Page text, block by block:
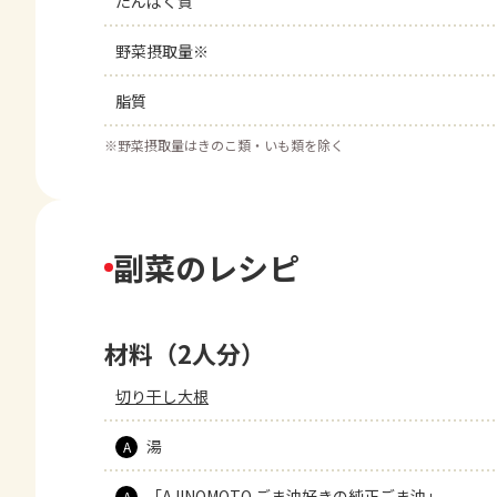
野菜摂取量※
脂質
※野菜摂取量はきのこ類・いも類を除く
副菜のレシピ
材料（2人分）
切り干し大根
A 湯